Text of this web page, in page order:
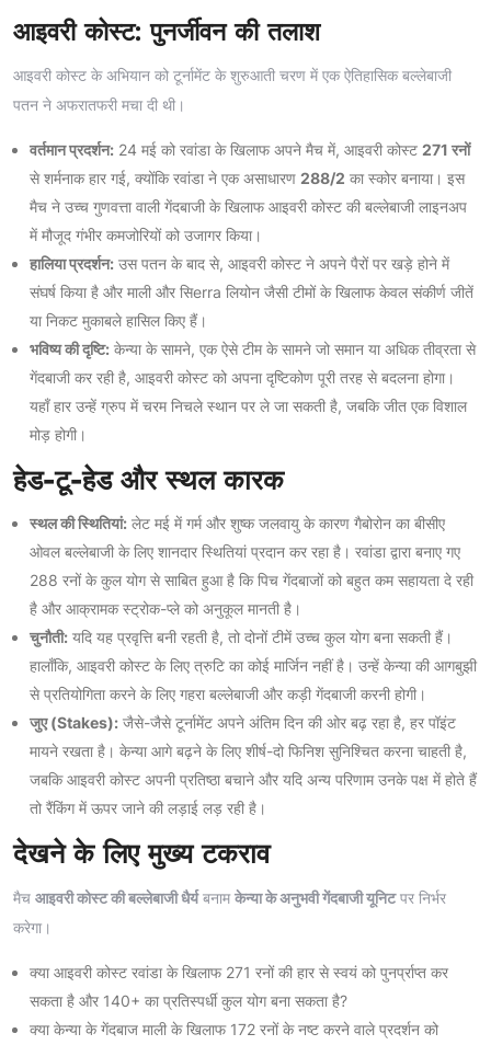
आइवरी कोस्ट: पुनर्जीवन की तलाश
आइवरी कोस्ट के अभियान को टूर्नामेंट के शुरुआती चरण में एक ऐतिहासिक बल्लेबाजी
पतन ने अफरातफरी मचा दी थी।
वर्तमान प्रदर्शन: 24 मई को रवांडा के खिलाफ अपने मैच में, आइवरी कोस्ट 271 रनों
से शर्मनाक हार गई, क्योंकि रवांडा ने एक असाधारण 288/2 का स्कोर बनाया। इस
मैच ने उच्च गुणवत्ता वाली गेंदबाजी के खिलाफ आइवरी कोस्ट की बल्लेबाजी लाइनअप
में मौजूद गंभीर कमजोरियों को उजागर किया।
हालिया प्रदर्शन: उस पतन के बाद से, आइवरी कोस्ट ने अपने पैरों पर खड़े होने में
संघर्ष किया है और माली और सिerra लियोन जैसी टीमों के खिलाफ केवल संकीर्ण जीतें
या निकट मुकाबले हासिल किए हैं।
भविष्य की दृष्टि: केन्या के सामने, एक ऐसे टीम के सामने जो समान या अधिक तीव्रता से
गेंदबाजी कर रही है, आइवरी कोस्ट को अपना दृष्टिकोण पूरी तरह से बदलना होगा।
यहाँ हार उन्हें ग्रुप में चरम निचले स्थान पर ले जा सकती है, जबकि जीत एक विशाल
मोड़ होगी।
हेड-टू-हेड और स्थल कारक
स्थल की स्थितियां: लेट मई में गर्म और शुष्क जलवायु के कारण गैबोरोन का बीसीए
ओवल बल्लेबाजी के लिए शानदार स्थितियां प्रदान कर रहा है। रवांडा द्वारा बनाए गए
288 रनों के कुल योग से साबित हुआ है कि पिच गेंदबाजों को बहुत कम सहायता दे रही
है और आक्रामक स्ट्रोक-प्ले को अनुकूल मानती है।
चुनौती: यदि यह प्रवृत्ति बनी रहती है, तो दोनों टीमें उच्च कुल योग बना सकती हैं।
हालाँकि, आइवरी कोस्ट के लिए त्रुटि का कोई मार्जिन नहीं है। उन्हें केन्या की आगबुझी
से प्रतियोगिता करने के लिए गहरा बल्लेबाजी और कड़ी गेंदबाजी करनी होगी।
जुए (Stakes): जैसे-जैसे टूर्नामेंट अपने अंतिम दिन की ओर बढ़ रहा है, हर पॉइंट
मायने रखता है। केन्या आगे बढ़ने के लिए शीर्ष-दो फिनिश सुनिश्चित करना चाहती है,
जबकि आइवरी कोस्ट अपनी प्रतिष्ठा बचाने और यदि अन्य परिणाम उनके पक्ष में होते हैं
तो रैंकिंग में ऊपर जाने की लड़ाई लड़ रही है।
देखने के लिए मुख्य टकराव
मैच आइवरी कोस्ट की बल्लेबाजी धैर्यबनामकेन्या के अनुभवी गेंदबाजी यूनिटपर निर्भर
करेगा।
क्या आइवरी कोस्ट रवांडा के खिलाफ 271 रनों की हार से स्वयं को पुनर्प्राप्त कर
सकता है और 140+ का प्रतिस्पर्धी कुल योग बना सकता है?
क्या केन्या के गेंदबाज माली के खिलाफ 172 रनों के नष्ट करने वाले प्रदर्शन को